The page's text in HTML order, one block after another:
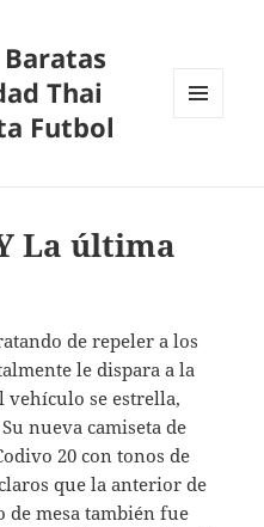
Thai
Futbol
La última
de repeler a los
le dispara a la
vehículo se estrella,
nueva camiseta de
20 con tonos de
que la anterior de
de mesa también fue